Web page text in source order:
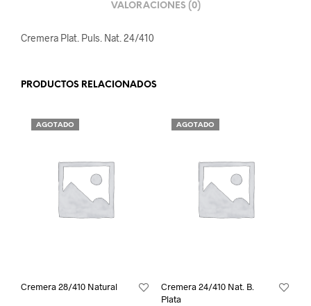
VALORACIONES (0)
Cremera Plat. Puls. Nat. 24/410
PRODUCTOS RELACIONADOS
AGOTADO
Cremera 28/410 Natural
AGOTADO
Cremera 24/410 Nat. B.
Plata